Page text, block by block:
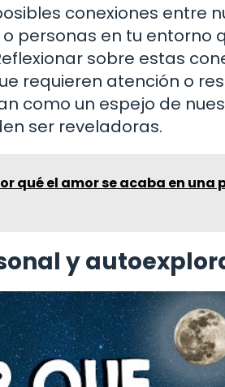
conexiones entre
personas en tu
sobre estas
requieren atención o
como un espejo de
ser reveladoras.
qué el amor se acaba en
y